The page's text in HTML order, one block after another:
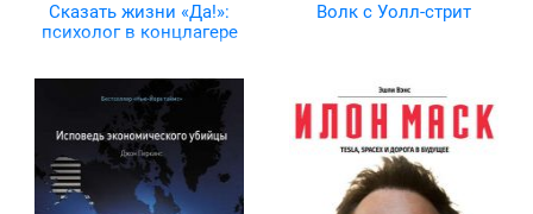
Сказать жизни «Да!»:
психолог в концлагере
Волк с Уолл-стрит